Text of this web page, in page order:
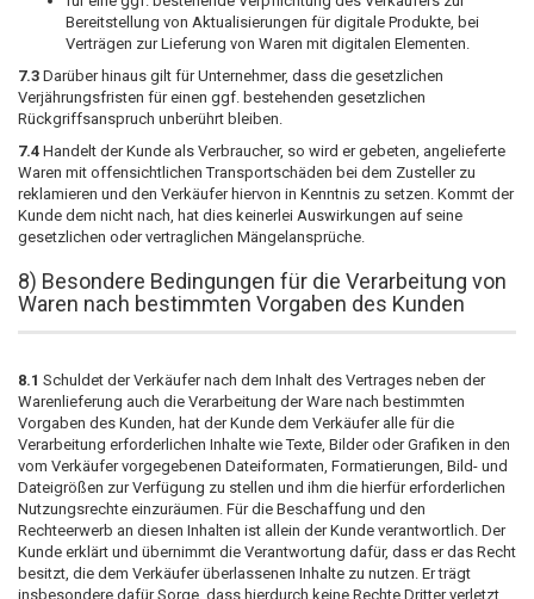
Bereitstellung von Aktualisierungen für digitale Produkte, bei
Verträgen zur Lieferung von Waren mit digitalen Elementen.
7.3 Darüber hinaus gilt für Unternehmer, dass die gesetzlichen
Verjährungsfristen für einen ggf. bestehenden gesetzlichen
Rückgriffsanspruch unberührt bleiben.
7.4 Handelt der Kunde als Verbraucher, so wird er gebeten, angelieferte
Waren mit offensichtlichen Transportschäden bei dem Zusteller zu
reklamieren und den Verkäufer hiervon in Kenntnis zu setzen. Kommt der
Kunde dem nicht nach, hat dies keinerlei Auswirkungen auf seine
gesetzlichen oder vertraglichen Mängelansprüche.
8) Besondere Bedingungen für die Verarbeitung von
Waren nach bestimmten Vorgaben des Kunden
8.1 Schuldet der Verkäufer nach dem Inhalt des Vertrages neben der
Warenlieferung auch die Verarbeitung der Ware nach bestimmten
Vorgaben des Kunden, hat der Kunde dem Verkäufer alle für die
Verarbeitung erforderlichen Inhalte wie Texte, Bilder oder Grafiken in den
vom Verkäufer vorgegebenen Dateiformaten, Formatierungen, Bild- und
Dateigrößen zur Verfügung zu stellen und ihm die hierfür erforderlichen
Nutzungsrechte einzuräumen. Für die Beschaffung und den
Rechteerwerb an diesen Inhalten ist allein der Kunde verantwortlich. Der
Kunde erklärt und übernimmt die Verantwortung dafür, dass er das Recht
besitzt, die dem Verkäufer überlassenen Inhalte zu nutzen. Er trägt
insbesondere dafür Sorge, dass hierdurch keine Rechte Dritter verletzt